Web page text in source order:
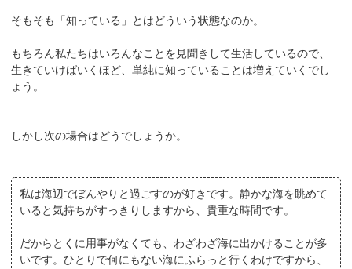
そもそも「知っている」とはどういう状態なのか。
もちろん私たちはいろんなことを見聞きして生活しているので、
生きていけばいくほど、単純に知っていることは増えていくでし
ょう。
しかし次の場合はどうでしょうか。
私は海辺でぼんやりと過ごすのが好きです。静かな海を眺めて
いると気持ちがすっきりしますから、貴重な時間です。
だからとくに用事がなくても、わざわざ海に出かけることが多
いです。ひとりで何にもない海にふらっと行くわけですから、